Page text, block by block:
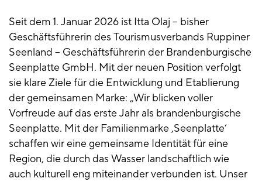
Seit dem 1. Januar 2026 ist Itta Olaj – bisher
Geschäftsführerin des Tourismusverbands Ruppiner
Seenland – Geschäftsführerin der Brandenburgische
Seenplatte GmbH. Mit der neuen Position verfolgt
sie klare Ziele für die Entwicklung und Etablierung
der gemeinsamen Marke: „Wir blicken voller
Vorfreude auf das erste Jahr als brandenburgische
Seenplatte. Mit der Familienmarke ‚Seenplatte‘
schaffen wir eine gemeinsame Identität für eine
Region, die durch das Wasser landschaftlich wie
auch kulturell eng miteinander verbunden ist. Unser